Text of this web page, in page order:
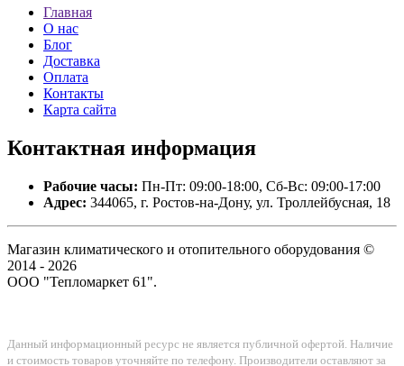
Главная
О нас
Блог
Доставка
Оплата
Контакты
Карта сайта
Контактная информация
Рабочие часы: Пн-Пт: 09:00-18:00, Сб-Вс: 09:00-17:00
Адрес: 344065, г. Ростов-на-Дону, ул. Троллейбусная, 18
Магазин климатического и отопительного оборудования ©
2014 - 2026
ООО "Тепломаркет 61".
Данный информационный ресурс не является публичной офертой. Наличие
и стоимость товаров уточняйте по телефону. Производители оставляют за